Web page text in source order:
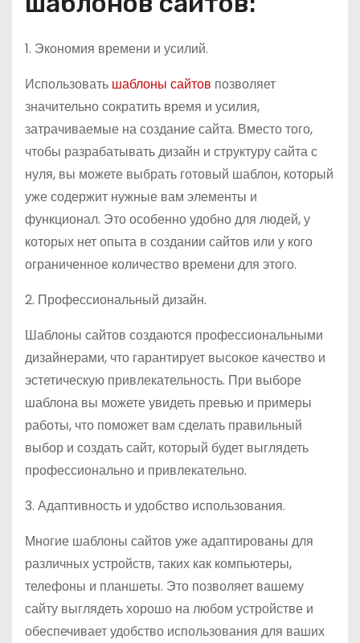
1. Экономия времени и усилий.
Использовать шаблоны сайтов позволяет
значительно сократить время и усилия,
затрачиваемые на создание сайта. Вместо того,
чтобы разрабатывать дизайн и структуру сайта с
нуля, вы можете выбрать готовый шаблон, который
уже содержит нужные вам элементы и
функционал. Это особенно удобно для людей, у
которых нет опыта в создании сайтов или у кого
ограниченное количество времени для этого.
2. Профессиональный дизайн.
Шаблоны сайтов создаются профессиональными
дизайнерами, что гарантирует высокое качество и
эстетическую привлекательность. При выборе
шаблона вы можете увидеть превью и примеры
работы, что поможет вам сделать правильный
выбор и создать сайт, который будет выглядеть
профессионально и привлекательно.
3. Адаптивность и удобство использования.
Многие шаблоны сайтов уже адаптированы для
различных устройств, таких как компьютеры,
телефоны и планшеты. Это позволяет вашему
сайту выглядеть хорошо на любом устройстве и
обеспечивает удобство использования для ваших